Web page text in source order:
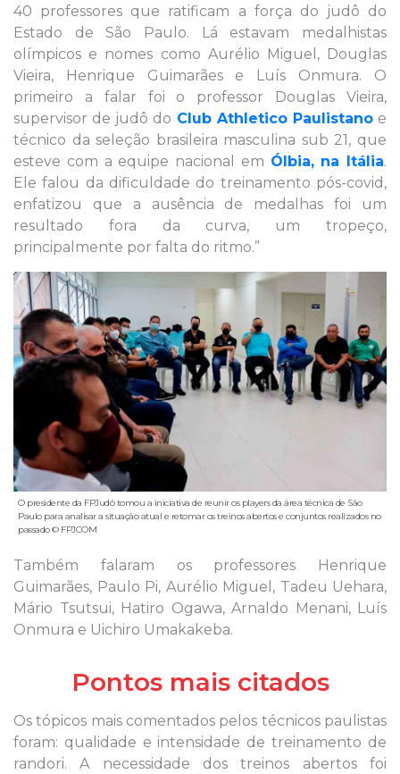
40 professores que ratificam a força do judô do
Estado de São Paulo. Lá estavam medalhistas
olímpicos e nomes como Aurélio Miguel, Douglas
Vieira, Henrique Guimarães e Luís Onmura. O
primeiro a falar foi o professor Douglas Vieira,
supervisor de judô do Club Athletico Paulistanoe
técnico da seleção brasileira masculina sub 21, que
esteve com a equipe nacional em Ólbia, na Itália.
Ele falou da dificuldade do treinamento pós-covid,
enfatizou que a ausência de medalhas foi um
resultado fora da curva, um tropeço,
principalmente por falta do ritmo.”
O presidente da FPJudô tomou a iniciativa de reunir os players da área técnica de São
Paulo para analisar a situação atual e retomar os treinos abertos e conjuntos realizados no
passado © FPJCOM
Também falaram os professores Henrique
Guimarães, Paulo Pi, Aurélio Miguel, Tadeu Uehara,
Mário Tsutsui, Hatiro Ogawa, Arnaldo Menani, Luís
Onmura e Uichiro Umakakeba.
Pontos mais citados
Os tópicos mais comentados pelos técnicos paulistas
foram: qualidade e intensidade de treinamento de
randori. A necessidade dos treinos abertos foi